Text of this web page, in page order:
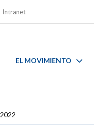
Intranet
EL MOVIMIENTO